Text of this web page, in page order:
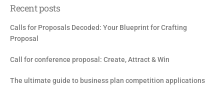
Recent posts
Calls for Proposals Decoded: Your Blueprint for Crafting
Proposal
Call for conference proposal: Create, Attract & Win
The ultimate guide to business plan competition applications